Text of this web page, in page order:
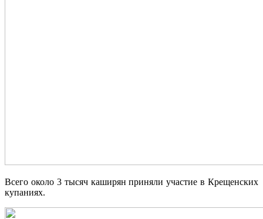
Всего около 3 тысяч каширян приняли участие в Крещенских
купаниях.